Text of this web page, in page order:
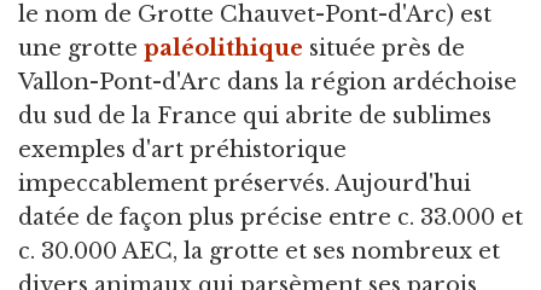
le nom de Grotte Chauvet-Pont-d'Arc) est
une grotte paléolithique située près de
Vallon-Pont-d'Arc dans la région ardéchoise
du sud de la France qui abrite de sublimes
exemples d'art préhistorique
impeccablement préservés. Aujourd'hui
datée de façon plus précise entre c. 33.000 et
c. 30.000 AEC, la grotte et ses nombreux et